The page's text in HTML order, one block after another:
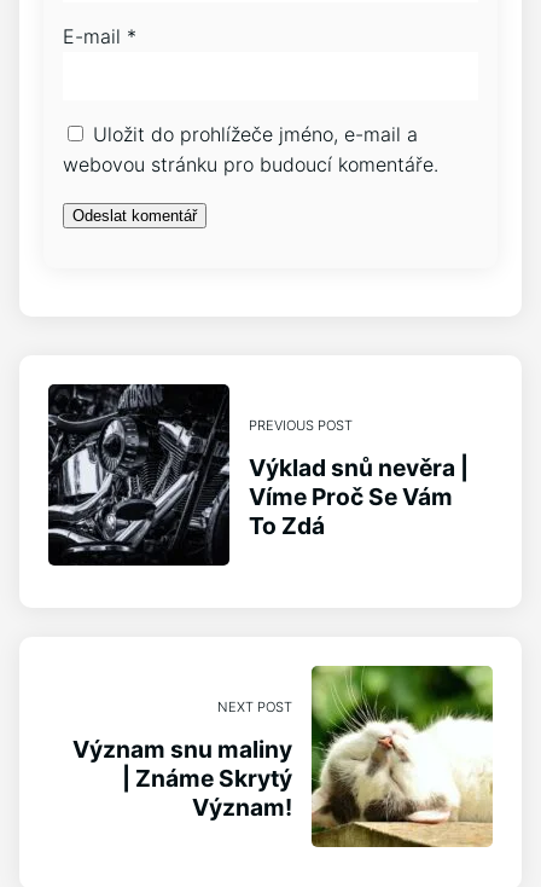
E-mail *
Uložit do prohlížeče jméno, e-mail a
webovou stránku pro budoucí komentáře.
PREVIOUS POST
Výklad snů nevěra |
Víme Proč Se Vám
To Zdá
NEXT POST
Význam snu maliny
| Známe Skrytý
Význam!